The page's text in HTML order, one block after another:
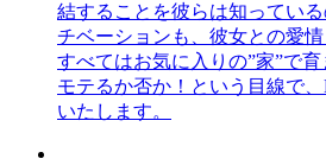
結することを彼らは知ってい
チベーションも、彼女との愛情
すべてはお気に入りの”家”で
モテるか否か！という目線で
いたします。